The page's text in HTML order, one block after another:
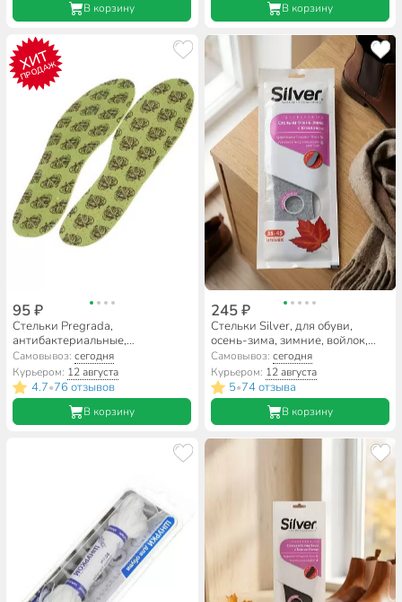
В корзину В корзину
ХИТ
ПРОДАЖ
95 ₽
Стельки Pregrada,
антибактериальные,
всесезонные, латекс, плоские,
размер 36-46, GL-003
Самовывоз:сегодня
Курьером: 12 августа
4.7•76 отзывов
В корзину
245 ₽
Стельки Silver, для обуви,
осень-зима, зимние, войлок,
TB1006-00
Самовывоз: сегодня
Курьером: 12 августа
5•74 отзыва
В корзину